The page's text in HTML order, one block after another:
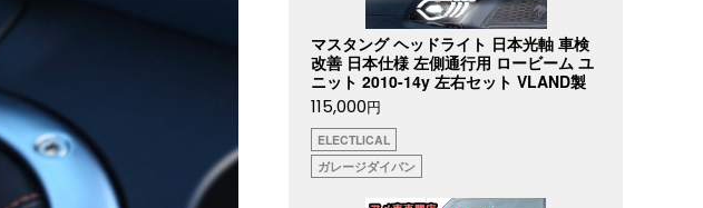
マスタング ヘッドライト 日本光軸 車検
改善 日本仕様 左側通行用 ロービーム ユ
ニット 2010-14y 左右セット VLAND製
115,000円
ELECTLICAL
ガレージダイバン